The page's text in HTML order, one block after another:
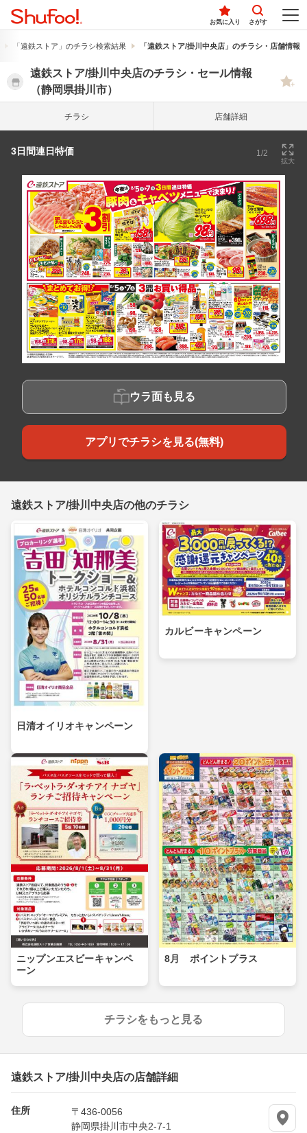
お気に入り さがす
「遠鉄ストア」のチラシ検索結果 「遠鉄ストア/掛川中央店」のチラシ・店舗情報
遠鉄ストア/掛川中央店のチラシ・セール情報
（静岡県掛川市）
チラシ 店舗詳細
3日間連日特価 1/2
拡大
ウラ面も見る
アプリでチラシを見る(無料)
遠鉄ストア/掛川中央店の他のチラシ
日清オイリオキャンペーン
カルビーキャンペーン
ニップンエスビーキャンペ
ーン
8月 ポイントプラス
チラシをもっと見る
遠鉄ストア/掛川中央店の店舗詳細
住所
〒436-0056
静岡県掛川市中央2-7-1